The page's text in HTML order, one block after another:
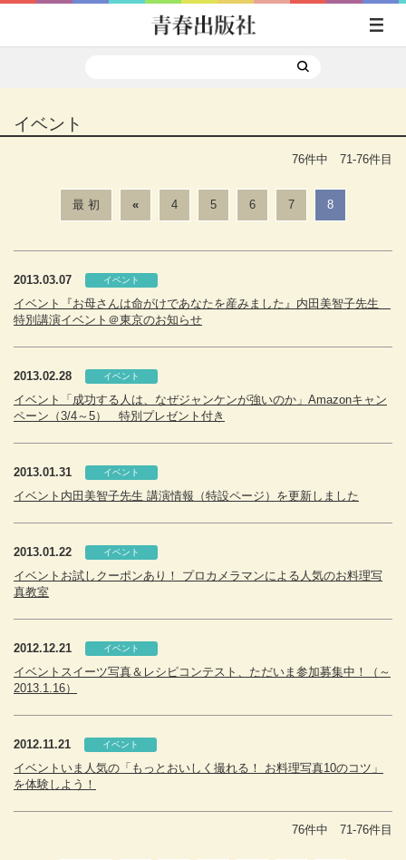
イベント
76件中 71-76件目
最 初 « 4 5 6 7 8
2013.03.07 イベント
イベント『お母さんは命がけであなたを産みました』内田美智子先生
特別講演イベント＠東京のお知らせ
2013.02.28 イベント
イベント「成功する人は、なぜジャンケンが強いのか」Amazonキャン
ペーン（3/4～5） 特別プレゼント付き
2013.01.31 イベント
イベント内田美智子先生 講演情報（特設ページ）を更新しました
2013.01.22 イベント
イベントお試しクーポンあり！ プロカメラマンによる人気のお料理写
真教室
2012.12.21 イベント
イベントスイーツ写真＆レシピコンテスト、ただいま参加募集中！（～
2013.1.16）
2012.11.21 イベント
イベントいま人気の「もっとおいしく撮れる！ お料理写真10のコツ」
を体験しよう！
76件中 71-76件目